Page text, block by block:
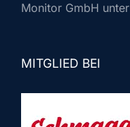
Monitor GmbH unter
MITGLIED BEI